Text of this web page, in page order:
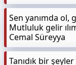
Sen yanımda ol,
Mutluluk gelir
Cemal Süreyya
Tanıdık bir